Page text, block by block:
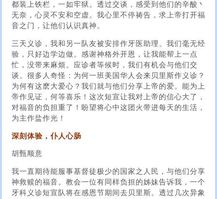
都装上铁栏，一如牢狱。透过交谈，感受到他们的辛酸丶
无奈，心灵不安和空虚。我心里不停祷告，求上帝打开福
音之门，让他们认识真神。
三天义诊，我和另一队友被安排作牙医助理。我们毫无经
验，只好边学边做。感谢神格外开恩，让我能帮上一点
忙，没带来麻烦。应诊者等候时，我们有机会与他们交
谈。很多人奇怪：为何一班美国华人会来贝里斯作义诊？
为何有这麽大爱心？我们就与他们分享上帝的爱。能为上
帝作见证，何等喜乐！这次短宣让我对上帝的信心大了，
对福音的负担重了！盼望将心中这团火带进每天的生活，
为主作盐作光！
深刻体验，仆人心肠
胡甄顺意
我一直期待能服事基督徒极少的国家之人民，与他们分享
神救赎的福音。教会一位有同样负担的姊妹告诉我，一个
牙科义诊短宣队将在感恩节期间去贝里斯。透过几次异象